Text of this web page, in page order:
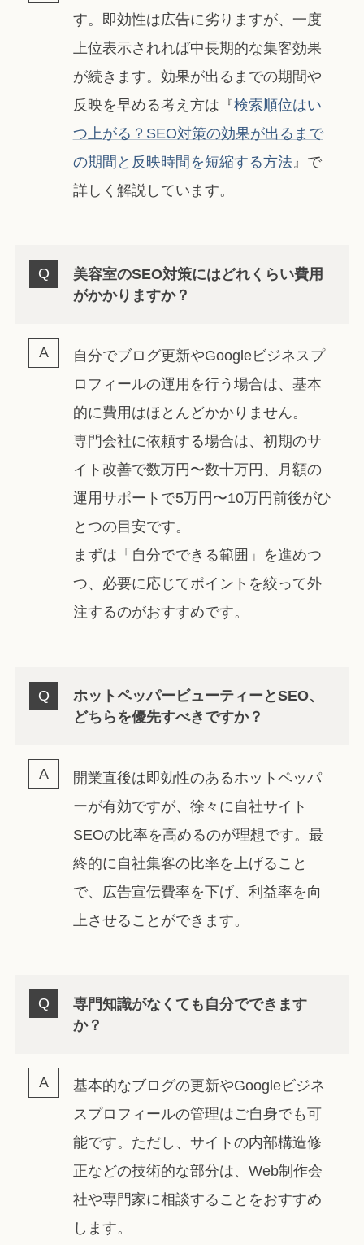
す。即効性は広告に劣りますが、一度
上位表示されれば中長期的な集客効果
が続きます。効果が出るまでの期間や
反映を早める考え方は『検索順位はい
つ上がる？SEO対策の効果が出るまで
の期間と反映時間を短縮する方法』で
詳しく解説しています。
美容室のSEO対策にはどれくらい費用
がかかりますか？
自分でブログ更新やGoogleビジネスプ
ロフィールの運用を行う場合は、基本
的に費用はほとんどかかりません。
専門会社に依頼する場合は、初期のサ
イト改善で数万円〜数十万円、月額の
運用サポートで5万円〜10万円前後がひ
とつの目安です。
まずは「自分でできる範囲」を進めつ
つ、必要に応じてポイントを絞って外
注するのがおすすめです。
ホットペッパービューティーとSEO、
どちらを優先すべきですか？
開業直後は即効性のあるホットペッパ
ーが有効ですが、徐々に自社サイト
SEOの比率を高めるのが理想です。最
終的に自社集客の比率を上げること
で、広告宣伝費率を下げ、利益率を向
上させることができます。
専門知識がなくても自分でできます
か？
基本的なブログの更新やGoogleビジネ
スプロフィールの管理はご自身でも可
能です。ただし、サイトの内部構造修
正などの技術的な部分は、Web制作会
社や専門家に相談することをおすすめ
します。